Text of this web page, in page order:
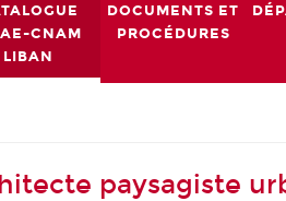
CNAM
LIBAN
DOCUMENTS ET
PROCÉDURES
paysagiste